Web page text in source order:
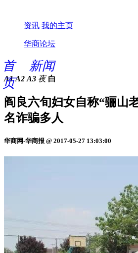
资讯 我的主页
华商论坛
首
页
新闻
A1 A2 A3 夜 白
阎良六旬妇女自称“骊山
名诈骗多人
华商网-华商报 @ 2017-05-27 13:03:00